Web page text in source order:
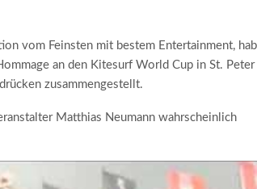
vom Feinsten mit bestem Entertainment,
an den Kitesurf World Cup in St. Peter
zusammengestellt.
Matthias Neumann wahrscheinlich